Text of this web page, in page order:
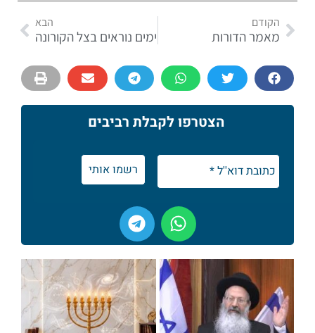
הקודם
מאמר הדורות
הבא
ימים נוראים בצל הקורונה
הצטרפו לקבלת רביבים